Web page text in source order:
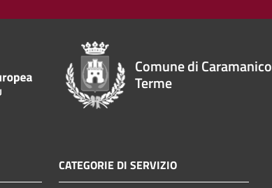
Comune di Caramanico
Terme
CATEGORIE DI SERVIZIO